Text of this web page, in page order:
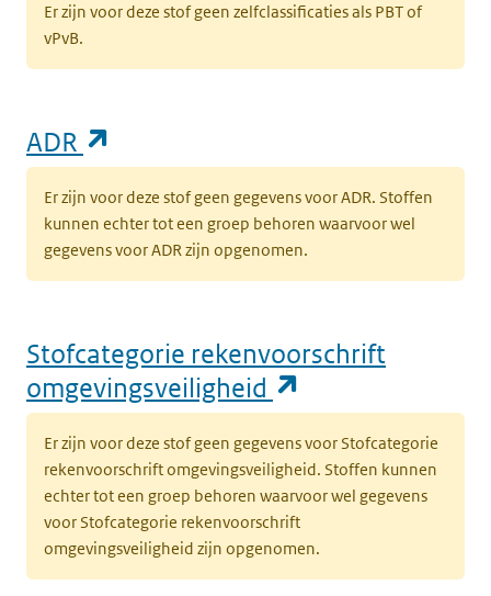
Er zijn voor deze stof geen zelfclassificaties als PBT of
vPvB.
ADR
Er zijn voor deze stof geen gegevens voor ADR. Stoffen
kunnen echter tot een groep behoren waarvoor wel
gegevens voor ADR zijn opgenomen.
Stofcategorie rekenvoorschrift
omgevingsveiligheid
Er zijn voor deze stof geen gegevens voor Stofcategorie
rekenvoorschrift omgevingsveiligheid. Stoffen kunnen
echter tot een groep behoren waarvoor wel gegevens
voor Stofcategorie rekenvoorschrift
omgevingsveiligheid zijn opgenomen.